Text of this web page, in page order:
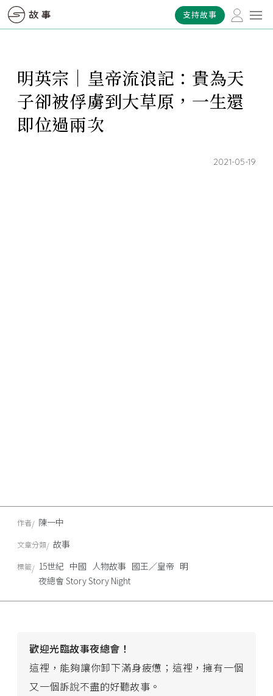
支持故事
明英宗｜皇帝流浪記：貴為天
子卻被俘虜到大草原，一生還
即位過兩次
2021-05-19
歡迎光臨故事夜總會！
這裡，能夠讓你卸下滿身疲憊；這裡，擁有一個
又一個訴說不盡的好聽故事。
作者 陳一中
文章分類 故事
標籤 15世紀 中國 人物故事 國王／皇帝 明
夜總會 Story Story Night